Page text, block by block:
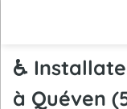
♿
à Quéven